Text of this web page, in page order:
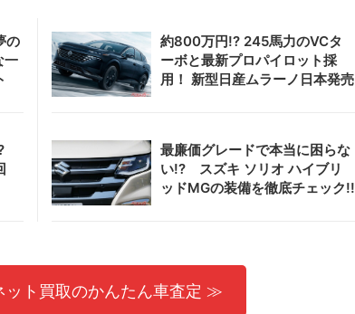
の
一
約800万円!? 245馬力のVCタ
ーボと最新プロパイロット採
用！ 新型日産ムラーノ日本発売
最廉価グレードで本当に困らな
い!? スズキ ソリオ ハイブリ
ッドMGの装備を徹底チェック!!
ット買取のかんたん車査定 ≫